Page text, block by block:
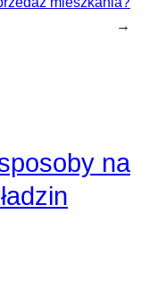
→
na